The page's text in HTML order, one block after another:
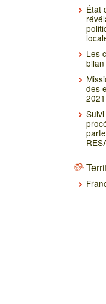
État
Les
des
2021